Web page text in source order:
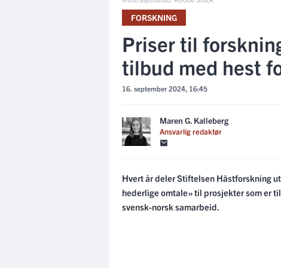
FORSKNING
Priser til
tilbud med hest
16. september 2024, 16:45
Maren G. Kalleberg
Ansvarlig redaktør
Hvert år deler Stiftelsen Hästforskning
hederlige omtale» til prosjekter som er
svensk-norsk samarbeid.